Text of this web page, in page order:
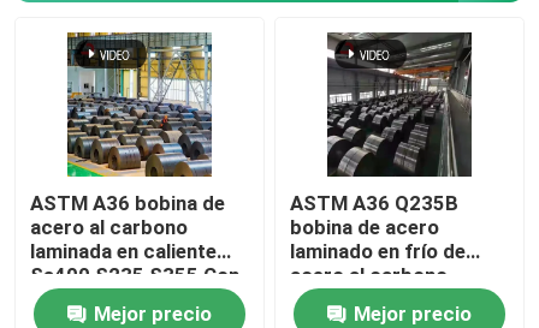
ASTM A36 bobina de
acero al carbono
laminada en caliente
Ss400 S235 S355 Con
certificado de molino
Mejor precio
ASTM A36 Q235B
bobina de acero
laminado en frío de
acero al carbono
Certificación RoHS
Mejor precio